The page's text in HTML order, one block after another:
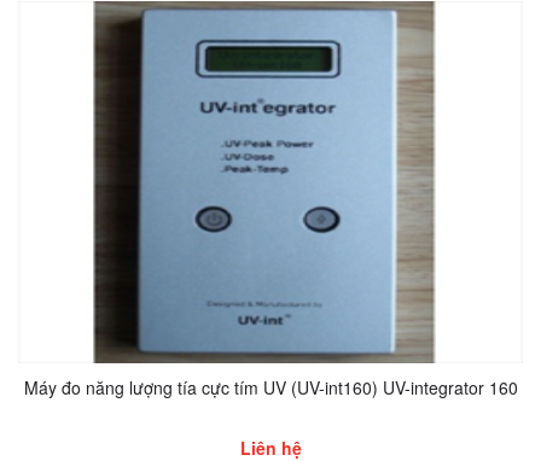
Máy đo năng lượng tía cực tím UV (UV-int160) UV-integrator 160
Liên hệ